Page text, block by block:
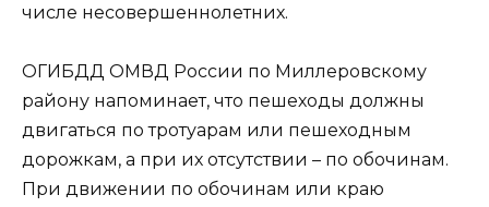
числе несовершеннолетних.
ОГИБДД ОМВД России по Миллеровскому
району напоминает, что пешеходы должны
двигаться по тротуарам или пешеходным
дорожкам, а при их отсутствии – по обочинам.
При движении по обочинам или краю